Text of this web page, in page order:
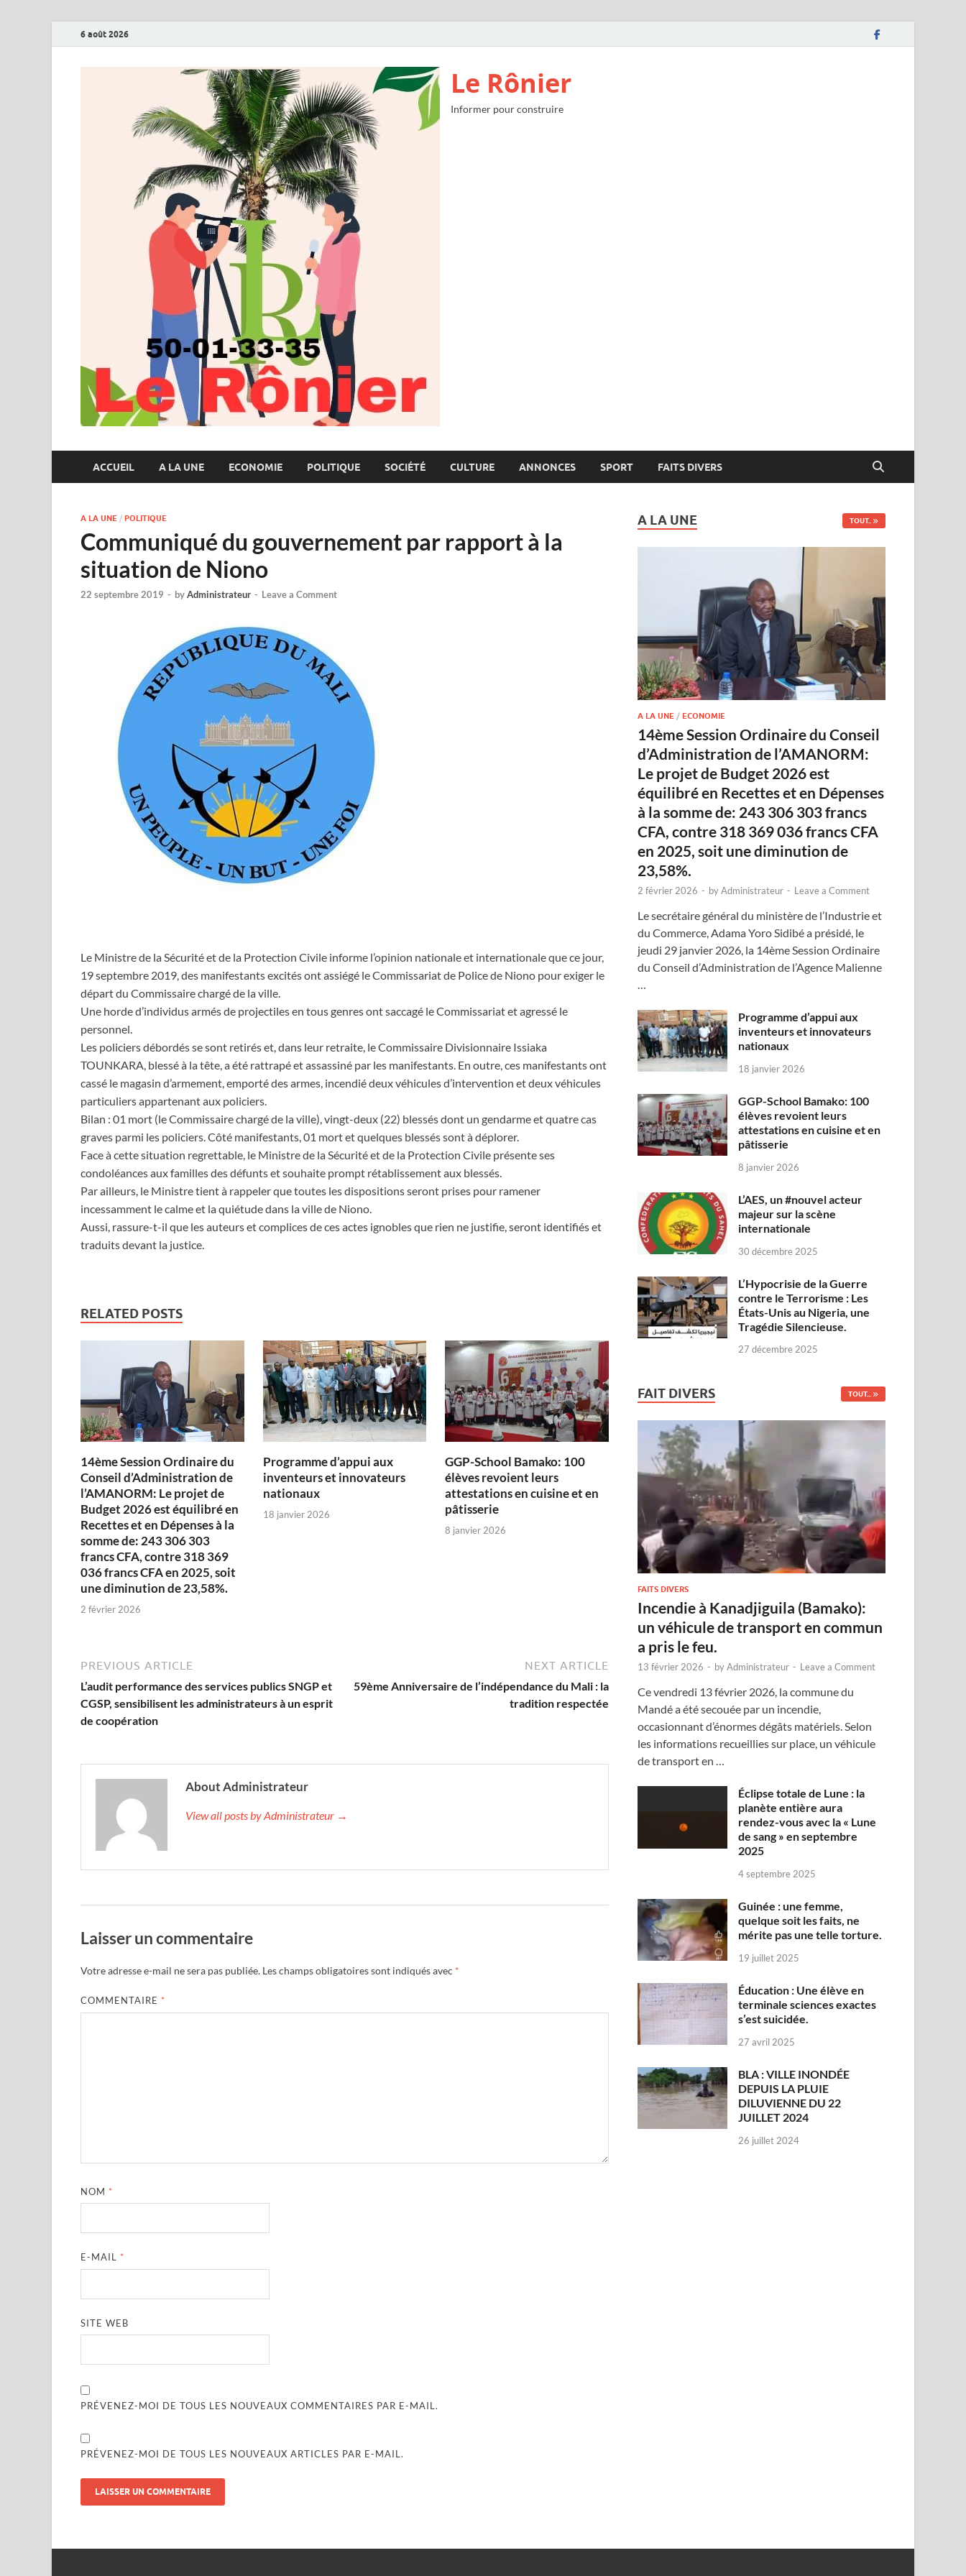
6 août 2026
Le Rônier
Informer pour construire
ACCUEIL A LA UNE ECONOMIE POLITIQUE SOCIÉTÉ CULTURE ANNONCES SPORT FAITS DIVERS
A LA UNE / POLITIQUE
Communiqué du gouvernement par rapport à la
situation de Niono
22 septembre 2019 - byAdministrateur - Leave a Comment
Le Ministre de la Sécurité et de la Protection Civile informe l’opinion nationale et internationale que ce jour,
19 septembre 2019, des manifestants excités ont assiégé le Commissariat de Police de Niono pour exiger le
départ du Commissaire chargé de la ville.
Une horde d’individus armés de projectiles en tous genres ont saccagé le Commissariat et agressé le
personnel.
Les policiers débordés se sont retirés et, dans leur retraite, le Commissaire Divisionnaire Issiaka
TOUNKARA, blessé à la tête, a été rattrapé et assassiné par les manifestants. En outre, ces manifestants ont
cassé le magasin d’armement, emporté des armes, incendié deux véhicules d’intervention et deux véhicules
particuliers appartenant aux policiers.
Bilan : 01 mort (le Commissaire chargé de la ville), vingt-deux (22) blessés dont un gendarme et quatre cas
graves parmi les policiers. Côté manifestants, 01 mort et quelques blessés sont à déplorer.
Face à cette situation regrettable, le Ministre de la Sécurité et de la Protection Civile présente ses
condoléances aux familles des défunts et souhaite prompt rétablissement aux blessés.
Par ailleurs, le Ministre tient à rappeler que toutes les dispositions seront prises pour ramener
incessamment le calme et la quiétude dans la ville de Niono.
Aussi, rassure-t-il que les auteurs et complices de ces actes ignobles que rien ne justifie, seront identifiés et
traduits devant la justice.
RELATED POSTS
14ème Session Ordinaire du
Conseil d’Administration de
l’AMANORM: Le projet de
Budget 2026 est équilibré en
Recettes et en Dépenses à la
somme de: 243 306 303
francs CFA, contre 318 369
036 francs CFA en 2025, soit
une diminution de 23,58%.
2 février 2026
Programme d’appui aux
inventeurs et innovateurs
nationaux
18 janvier 2026
GGP-School Bamako: 100
élèves revoient leurs
attestations en cuisine et en
pâtisserie
8 janvier 2026
PREVIOUS ARTICLE
L’audit performance des services publics SNGP et
CGSP, sensibilisent les administrateurs à un esprit
de coopération
NEXT ARTICLE
59ème Anniversaire de l’indépendance du Mali : la
tradition respectée
About Administrateur
View all posts by Administrateur →
Laisser un commentaire
Votre adresse e-mail ne sera pas publiée. Les champs obligatoires sont indiqués avec *
COMMENTAIRE *
NOM *
E-MAIL *
SITE WEB
PRÉVENEZ-MOI DE TOUS LES NOUVEAUX COMMENTAIRES PAR E-MAIL.
PRÉVENEZ-MOI DE TOUS LES NOUVEAUX ARTICLES PAR E-MAIL.
A LA UNE TOUT..
A LA UNE /ECONOMIE
14ème Session Ordinaire du Conseil
d’Administration de l’AMANORM:
Le projet de Budget 2026 est
équilibré en Recettes et en Dépenses
à la somme de: 243 306 303 francs
CFA, contre 318 369 036 francs CFA
en 2025, soit une diminution de
23,58%.
2 février 2026 - byAdministrateur - Leave a Comment
Le secrétaire général du ministère de l’Industrie et
du Commerce, Adama Yoro Sidibé a présidé, le
jeudi 29 janvier 2026, la 14ème Session Ordinaire
du Conseil d’Administration de l’Agence Malienne
…
Programme d’appui aux
inventeurs et innovateurs
nationaux
18 janvier 2026
GGP-School Bamako: 100
élèves revoient leurs
attestations en cuisine et en
pâtisserie
8 janvier 2026
L’AES, un #nouvel acteur
majeur sur la scène
internationale
30 décembre 2025
L’Hypocrisie de la Guerre
contre le Terrorisme : Les
États-Unis au Nigeria, une
Tragédie Silencieuse.
27 décembre 2025
FAIT DIVERS TOUT...
FAITS DIVERS
Incendie à Kanadjiguila (Bamako):
un véhicule de transport en commun
a pris le feu.
13 février 2026 - byAdministrateur - Leave a Comment
Ce vendredi 13 février 2026, la commune du
Mandé a été secouée par un incendie,
occasionnant d’énormes dégâts matériels. Selon
les informations recueillies sur place, un véhicule
de transport en …
Éclipse totale de Lune : la
planète entière aura
rendez-vous avec la « Lune
de sang » en septembre
2025
4 septembre 2025
Guinée : une femme,
quelque soit les faits, ne
mérite pas une telle torture.
19 juillet 2025
Éducation : Une élève en
terminale sciences exactes
s’est suicidée.
27 avril 2025
BLA : VILLE INONDÉE
DEPUIS LA PLUIE
DILUVIENNE DU 22
JUILLET 2024
26 juillet 2024